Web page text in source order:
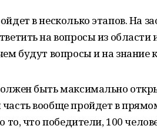
в несколько этапов. На
на вопросы из области
будут вопросы и на
быть максимально
вообще пройдет в
то, что победители, 100